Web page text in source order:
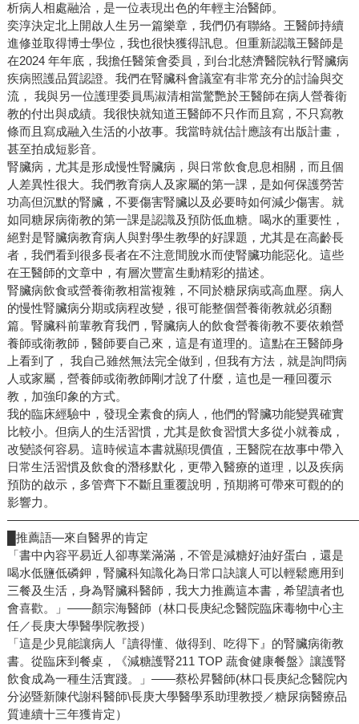
析病人相處融洽，是一位表現出色的年輕主治醫師。
奕淳決定北上開啟人生另一篇樂章，我們仍有聯絡。王醫師持續
進修並取得博士學位，我也很快獲得訊息。但重新認識王醫師是
在2024 年年底，我擔任醫策會委員，到台北慈濟醫院執行腎臟病
疾病照護品質認證。我們在腎臟科會議室有非常充分的討論與交
流， 我與另一位護理委員馬淑清相當驚艷於王醫師在病人營養衛
教的付出與成績。我很快就知道王醫師不只作而且寫，不只寫教
條而且寫成融入生活的小故事。我當時就估計應該有出版計畫，
甚至拍成短影音。
腎臟病，尤其是形成慢性腎臟病，與日常飲食息息相關，而且個
人差異性很大。我們教育病人及家屬的第一課，是如何保護勞苦
功高但沉默的腎臟，不要傷害腎臟以及必要時如何減少傷害。就
如同糖尿病衛教的第一課是認識及預防低血糖。喝水的重要性，
絕對是腎臟病教育病人與對學生教學的好課題，尤其是在高齡長
者，我們看到很多長者在不注意間脫水而使腎臟功能惡化。這些
在王醫師的文章中，有層次豐富生動精彩的描述。
腎臟病飲食或營養衛教相當複雜，不同於糖尿病或高血壓。病人
的慢性腎臟病分期或病程改變，很可能整個營養衛教就必須翻
篇。腎臟科前輩教育我們，腎臟病人的飲食營養衛教不要依賴營
養師或衛教師，醫師要自己來，這是有道理的。這點在王醫師身
上看到了， 我自己雖然無法完全做到，但我有方法，就是詢問病
人或家屬，營養師或衛教師剛才說了什麼，這也是一種回覆示
教，加強印象的方式。
我的臨床經驗中，發現全素食的病人，他們的腎臟功能變異確實
比較小。但病人的生活習慣，尤其是飲食習慣大多從小就養成，
改變談何容易。這時候這本書就顯現價值，王醫院在故事中帶入
日常生活習慣及飲食的潛移默化，更帶入醫療的道理，以及疾病
預防的啟示，多管齊下不斷且重覆說明，預期將可帶來可觀的的
影響力。
█推薦語—來自醫界的肯定
「書中內容平易近人卻專業滿滿，不管是減糖好油好蛋白，還是
喝水低鹽低磷鉀，腎臟科知識化為日常口訣讓人可以輕鬆應用到
三餐及生活，身為腎臟科醫師，我大力推薦這本書，希望讀者也
會喜歡。」——顏宗海醫師（林口長庚紀念醫院臨床毒物中心主
任／長庚大學醫學院教授）
「這是少見能讓病人『讀得懂、做得到、吃得下』的腎臟病衛教
書。從臨床到餐桌，《減糖護腎211 TOP 蔬食健康餐盤》讓護腎
飲食成為一種生活實踐。」——蔡松昇醫師(林口長庚紀念醫院內
分泌暨新陳代謝科醫師\長庚大學醫學系助理教授／糖尿病醫療品
質連續十三年獲肯定）